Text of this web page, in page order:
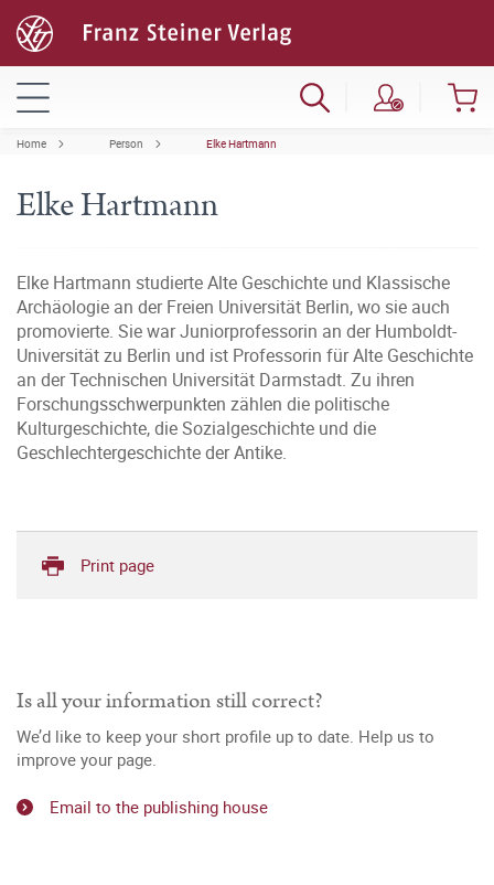
Home Person Elke Hartmann
Elke Hartmann
Elke Hartmann studierte Alte Geschichte und Klassische
Archäologie an der Freien Universität Berlin, wo sie auch
promovierte. Sie war Juniorprofessorin an der Humboldt-
Universität zu Berlin und ist Professorin für Alte Geschichte
an der Technischen Universität Darmstadt. Zu ihren
Forschungsschwerpunkten zählen die politische
Kulturgeschichte, die Sozialgeschichte und die
Geschlechtergeschichte der Antike.
Print page
Is all your information still correct?
We’d like to keep your short profile up to date. Help us to
improve your page.
Email to the publishing house